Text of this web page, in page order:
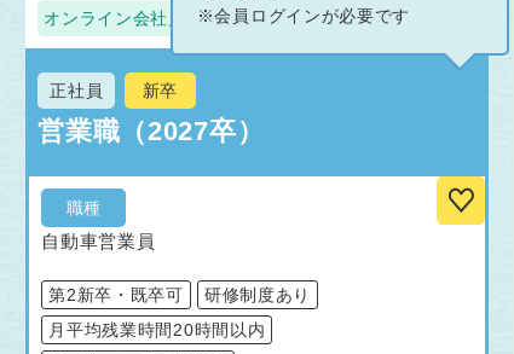
オンライン会社見学
正社員 新卒
営業職（2027卒）
職種
自動車営業員
第2新卒・既卒可
研修制度あり
月平均残業時間20時間以内
※会員ログインが必要です